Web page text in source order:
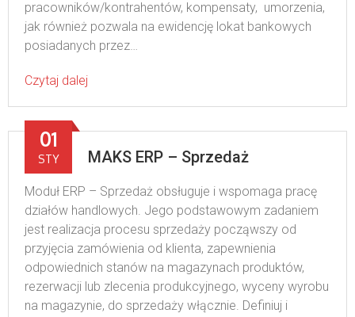
pracowników/kontrahentów, kompensaty, umorzenia,
jak również pozwala na ewidencję lokat bankowych
posiadanych przez…
Czytaj dalej
MAKS ERP – Sprzedaż
01
STY
Moduł ERP – Sprzedaż obsługuje i wspomaga pracę
działów handlowych. Jego podstawowym zadaniem
jest realizacja procesu sprzedaży począwszy od
przyjęcia zamówienia od klienta, zapewnienia
odpowiednich stanów na magazynach produktów,
rezerwacji lub zlecenia produkcyjnego, wyceny wyrobu
na magazynie, do sprzedaży włącznie. Definiuj i